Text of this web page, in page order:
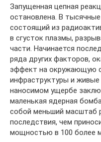
Запущенная цепная
остановлена. В
состоящий из
в сгусток плазмы,
части. Начинается
ряда других факторов,
эффект на окружающую
инфраструктуры и живые
наносимом ущербе
маленькая ядерная
собой меньший масштаб
последствия, чем
мощностью в 100 более